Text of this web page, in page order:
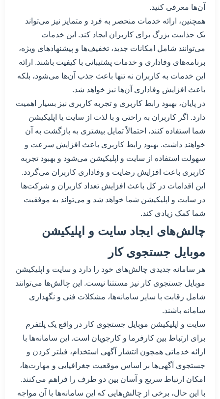
آن‌ها معرفی کنید.
همچنین، ارائه خدمات منحصر به فرد و متمایز نیز می‌تواند
یک جذابیت بزرگ برای کاربران ایجاد کند. این خدمات
می‌توانند شامل امکانات جدید، تخفیف‌ها و پیشنهادهای ویژه،
برنامه‌های وفاداری و خدمات پشتیبانی با کیفیت باشند. ارائه
این خدمات به کاربران نه تنها باعث جذب آن‌ها می‌شود، بلکه
باعث افزایش وفاداری آن‌ها نیز خواهد شد.
در پایان، بهبود رابط کاربری و تجربه کاربری نیز بسیار اهمیت
دارد. اگر کاربران به راحتی و با لذت از سایت یا اپلیکیشن
شما استفاده کنند، احتمالاً تمایل بیشتری به بازگشت به آن
خواهند داشت. بهبود رابط کاربری باعث افزایش سرعت و
سهولت استفاده از سایت و اپلیکیشن می‌شود و بهبود تجربه
کاربری باعث افزایش رضایت و وفاداری کاربران می‌گردد.
این اقدامات در کل باعث افزایش تعداد کاربران و شرکت‌ها
در سایت و اپلیکیشن شما خواهد شد و می‌تواند به موفقیت
شما کمک زیادی کند.
چالش‌های ایجاد سایت و اپلیکیشن
موبایل جستجوی کار
هر سامانه جدیدی چالش‌های خود را دارد و سایت و اپلیکیشن
موبایل جستجوی کار نیز مستثنا نیست. این چالش‌ها می‌توانند
شامل رقابت با سایر سامانه‌ها، مشکلات فنی و نگهداری
سامانه باشند.
سایت و اپلیکیشن موبایل جستجوی کار در واقع یک پلتفرم
برای ارتباط بین کارفرما و کارجویان است. این سامانه‌ها با
ارائه خدماتی همچون انتشار آگهی استخدام، فیلتر کردن و
جستجوی آگهی‌ها بر اساس موقعیت جغرافیایی و مهارت‌ها،
امکان ارتباط سریع و آسان بین دو طرف را فراهم می‌کنند.
با این حال، برخی از چالش‌هایی که این سامانه‌ها با آن مواجه